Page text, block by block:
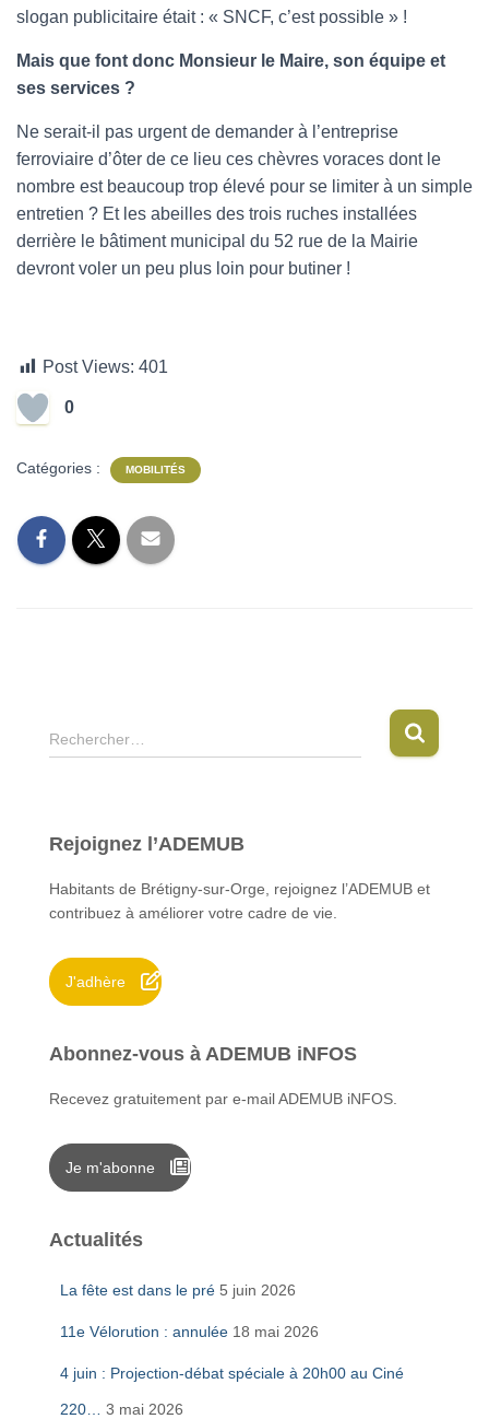
slogan publicitaire était : « SNCF, c’est possible » !
Mais que font donc Monsieur le Maire, son équipe et
ses services ?
Ne serait-il pas urgent de demander à l’entreprise
ferroviaire d’ôter de ce lieu ces chèvres voraces dont le
nombre est beaucoup trop élevé pour se limiter à un simple
entretien ? Et les abeilles des trois ruches installées
derrière le bâtiment municipal du 52 rue de la Mairie
devront voler un peu plus loin pour butiner !
Post Views: 401
0
Catégories : MOBILITÉS
R
e
r
h
e
:
Rechercher…
Rejoignez l’ADEMUB
Habitants de Brétigny-sur-Orge, rejoignez l’ADEMUB et
contribuez à améliorer votre cadre de vie.
J'adhère
Abonnez-vous à ADEMUB iNFOS
Recevez gratuitement par e-mail ADEMUB iNFOS.
Je m'abonne
Actualités
La fête est dans le pré 5 juin 2026
11e Vélorution : annulée 18 mai 2026
4 juin : Projection-débat spéciale à 20h00 au Ciné
220… 3 mai 2026